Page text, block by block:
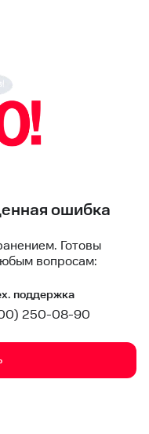
ошибка
Готовы
вопросам:
поддержка
250-08-90